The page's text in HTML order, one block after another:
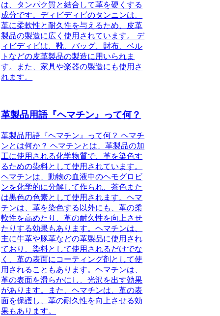
は、タンパク質と結合して革を硬くする
成分です。ディビディビのタンニンは、
革に柔軟性と耐久性を与えるため、皮革
製品の製造に広く使用されています。 デ
ィビディビは、靴、バッグ、財布、ベル
トなどの皮革製品の製造に用いられま
す。また、家具や楽器の製造にも使用さ
れます。
革製品用語『ヘマチン』って何？
革製品用語『ヘマチン』って何？ ヘマチ
ンとは何か？ ヘマチンとは、革製品の加
工に使用される化学物質で、革を染色す
るための染料として使用されています。
ヘマチンは、動物の血液中のヘモグロビ
ンを化学的に分解して作られ、茶色また
は黒色の色素として使用されます。ヘマ
チンは、革を染色する以外にも、革の柔
軟性を高めたり、革の耐久性を向上させ
たりする効果もあります。ヘマチンは、
主に牛革や豚革などの革製品に使用され
ており、染料として使用されるだけでな
く、革の表面にコーティング剤として使
用されることもあります。ヘマチンは、
革の表面を滑らかにし、光沢を出す効果
があります。また、ヘマチンは、革の表
面を保護し、革の耐久性を向上させる効
果もあります。